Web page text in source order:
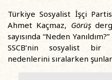
Türkiye Sosyalist İşçi
Ahmet Kaçmaz, Görüş
sayısında “Neden
SSCB’nin sosyalist
nedenlerini sıralarken